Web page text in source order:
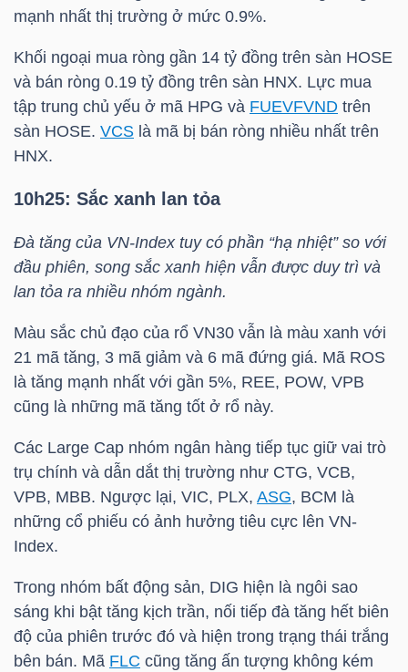
mạnh nhất thị trường ở mức 0.9%.
Khối ngoại mua ròng gần 14 tỷ đồng trên sàn HOSE
và bán ròng 0.19 tỷ đồng trên sàn HNX. Lực mua
tập trung chủ yếu ở mã HPG và FUEVFVND trên
sàn HOSE. VCS là mã bị bán ròng nhiều nhất trên
HNX.
10h25: Sắc xanh lan tỏa
Đà tăng của VN-Indextuy có phần “hạ nhiệt” so với
đầu phiên, song sắc xanh hiện vẫn được duy trì và
lan tỏa ra nhiều nhóm ngành.
Màu sắc chủ đạo của rổ VN30 vẫn là màu xanh với
21 mã tăng, 3 mã giảm và 6 mã đứng giá. Mã ROS
là tăng mạnh nhất với gần 5%, REE, POW, VPB
cũng là những mã tăng tốt ở rổ này.
Các Large Cap nhóm ngân hàng tiếp tục giữ vai trò
trụ chính và dẫn dắt thị trường như CTG, VCB,
VPB, MBB. Ngược lại, VIC, PLX, ASG, BCM là
những cổ phiếu có ảnh hưởng tiêu cực lên VN-
Index.
Trong nhóm bất động sản, DIG hiện là ngôi sao
sáng khi bật tăng kịch trần, nối tiếp đà tăng hết biên
độ của phiên trước đó và hiện trong trạng thái trắng
bên bán. Mã FLC cũng tăng ấn tượng không kém
YẾU
YẾU
SÓC
SỨC
KHỎE
TÀI
CHÍNH
CÔNG
NGHỆ